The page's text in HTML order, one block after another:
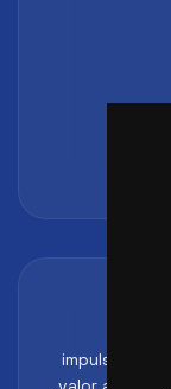
impulsar el